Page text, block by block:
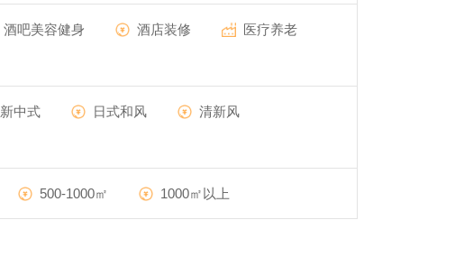
酒吧美容健身 酒店装修 医疗养老
新中式 日式和风 清新风
500-1000㎡ 1000㎡以上